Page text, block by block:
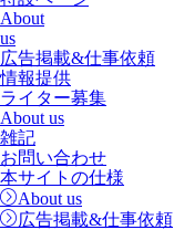
About
us
広告掲載&仕事依頼
情報提供
ライター募集
About us
雑記
お問い合わせ
本サイトの仕様
About us
広告掲載&仕事依頼